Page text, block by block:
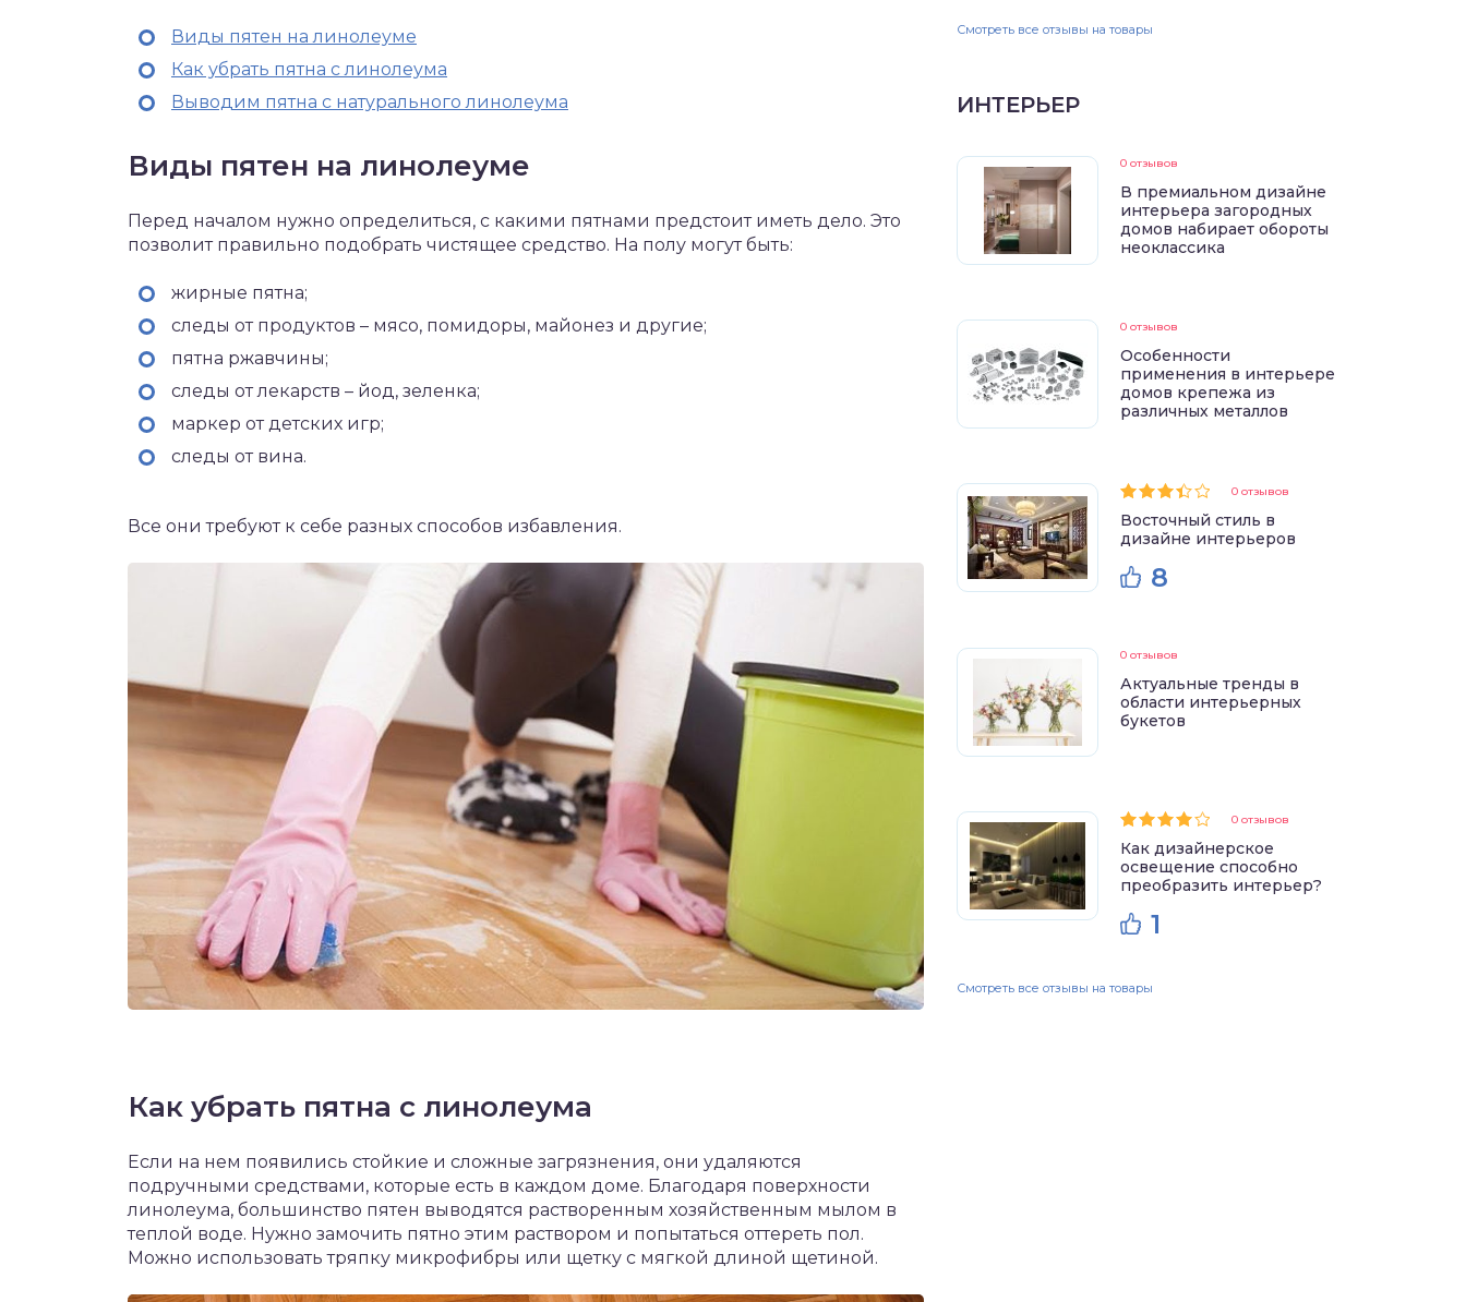
Виды пятен на линолеуме
Как убрать пятна с линолеума
Выводим пятна с натурального линолеума
Виды пятен на линолеуме
Перед началом нужно определиться, с какими пятнами предстоит иметь дело. Это
позволит правильно подобрать чистящее средство. На полу могут быть:
жирные пятна;
следы от продуктов – мясо, помидоры, майонез и другие;
пятна ржавчины;
следы от лекарств – йод, зеленка;
маркер от детских игр;
следы от вина.
Все они требуют к себе разных способов избавления.
Как убрать пятна с линолеума
Если на нем появились стойкие и сложные загрязнения, они удаляются
подручными средствами, которые есть в каждом доме. Благодаря поверхности
линолеума, большинство пятен выводятся растворенным хозяйственным мылом в
теплой воде. Нужно замочить пятно этим раствором и попытаться оттереть пол.
Можно использовать тряпку микрофибры или щетку с мягкой длиной щетиной.
Смотреть все отзывы на товары
ИНТЕРЬЕР
0 отзывов
В премиальном дизайне
интерьера загородных
домов набирает обороты
неоклассика
0 отзывов
Особенности
применения в интерьере
домов крепежа из
различных металлов
0 отзывов
Восточный стиль в
дизайне интерьеров
8
0 отзывов
Актуальные тренды в
области интерьерных
букетов
0 отзывов
Как дизайнерское
освещение способно
преобразить интерьер?
1
Смотреть все отзывы на товары